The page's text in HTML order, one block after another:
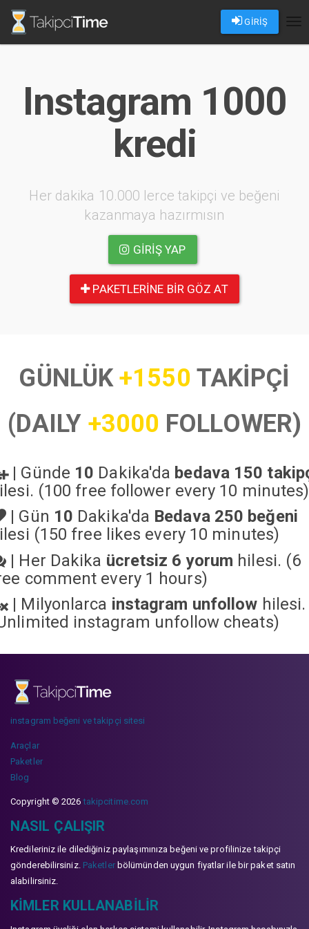
GİRİŞ
Instagram 1000
kredi
Her dakika 10.000 lerce takipçi ve beğeni
kazanmaya hazırmısın
GIRIŞ YAP
PAKETLERINE BIR GÖZ AT
GÜNLÜK+1550 TAKİPÇİ
(DAILY +3000 FOLLOWER)
| Günde 10 Dakika'da bedava 150
(100 free follower every 10 minutes)
| Gün 10 Dakika'da Bedava 250 beğeni
(150 free likes every 10 minutes)
| Her Dakika ücretsiz 6 yorum hilesi. (6
comment every 1 hours)
| Milyonlarca instagram unfollow hilesi.
instagram unfollow cheats)
instagram beğeni ve takipçi sitesi
Araçlar
Paketler
Blog
Copyright © 2026takipcitime.com
NASIL ÇALIŞIR
Kredileriniz ile dilediğiniz paylaşımınıza beğeni ve profilinize takipçi
gönderebilirsiniz. Paketlerbölümünden uygun fiyatlar ile bir paket satın
alabilirsiniz.
KIMLER KULLANABILIR